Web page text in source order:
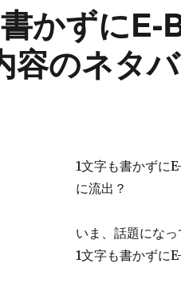
かずにE-
容のネタ
1文字も書かずに
に流出？
いま、話題になっ
1文字も書かずに